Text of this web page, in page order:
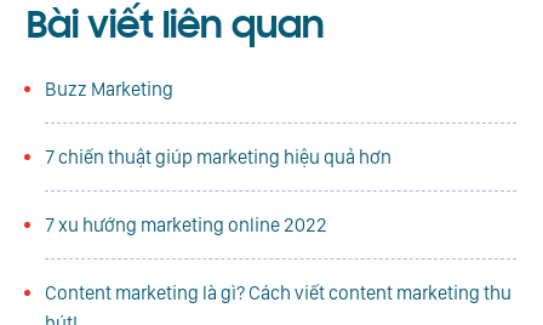
Bài viết liên quan
Buzz Marketing
7 chiến thuật giúp marketing hiệu quả hơn
7 xu hướng marketing online 2022
Content marketing là gì? Cách viết content marketing thu